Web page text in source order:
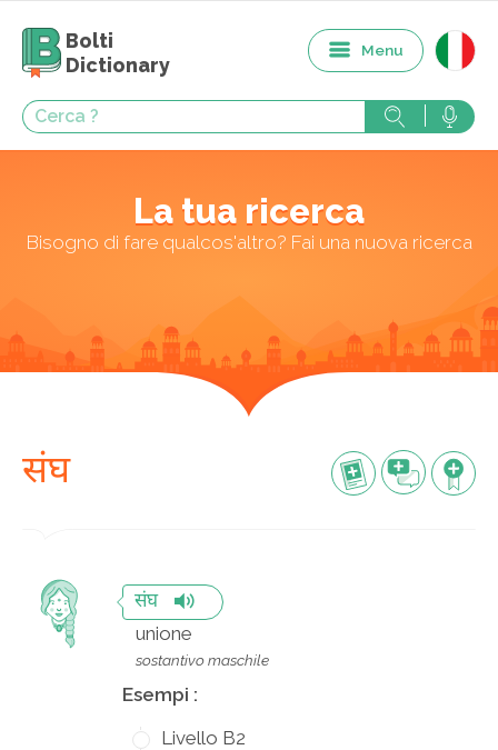
Bolti
Dictionary
Menu
La tua ricerca
Bisogno di fare qualcos'altro? Fai una nuova ricerca
संघ
संघ
unione
sostantivo maschile
Esempi :
Livello B2